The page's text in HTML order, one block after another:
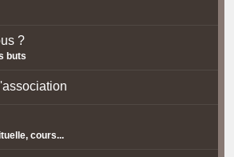
?
buts
cours...